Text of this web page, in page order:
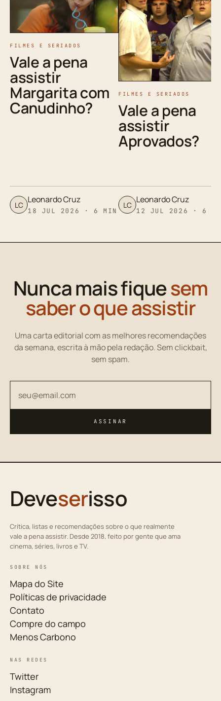
FILMES E SERIADOS
Vale a pena
assistir
Margarita com
Canudinho?
LC Leonardo Cruz
18 JUL 2026 · 6 MIN
FILMES E SERIADOS
Vale a pena
assistir
Aprovados?
LC Leonardo Cruz
12 JUL 2026 · 6
Nunca mais fiquesem
saber o que assistir
Uma carta editorial com as melhores recomendações
da semana, escrita à mão pela redação. Sem clickbait,
sem spam.
ASSINAR
Deveserisso
Crítica, listas e recomendações sobre o que realmente
vale a pena assistir. Desde 2018, feito por gente que ama
cinema, séries, livros e TV.
SOBRE NÓS
Mapa do Site
Políticas de privacidade
Contato
Compre do campo
Menos Carbono
NAS REDES
Twitter
Instagram